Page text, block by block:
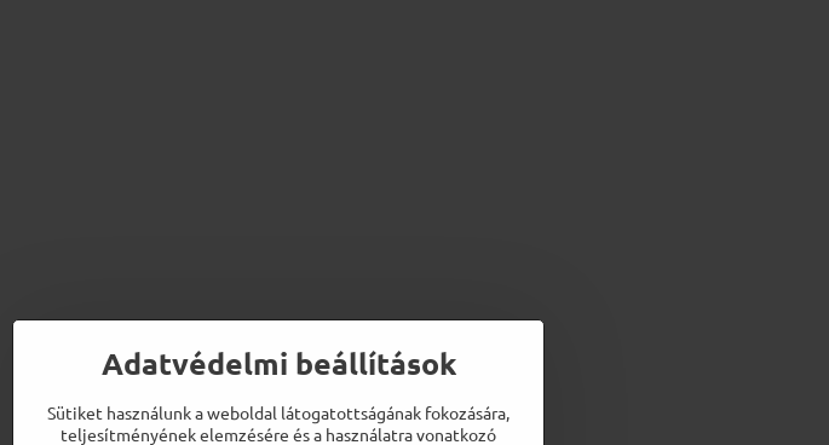
Adatvédelmi beállítások
Sütiket használunk a weboldal látogatottságának fokozására,
teljesítményének elemzésére és a használatra vonatkozó